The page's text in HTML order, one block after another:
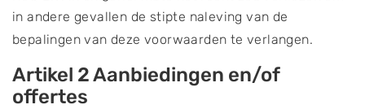
in andere gevallen de stipte naleving van de
bepalingen van deze voorwaarden te verlangen.
Artikel 2 Aanbiedingen en/of
offertes